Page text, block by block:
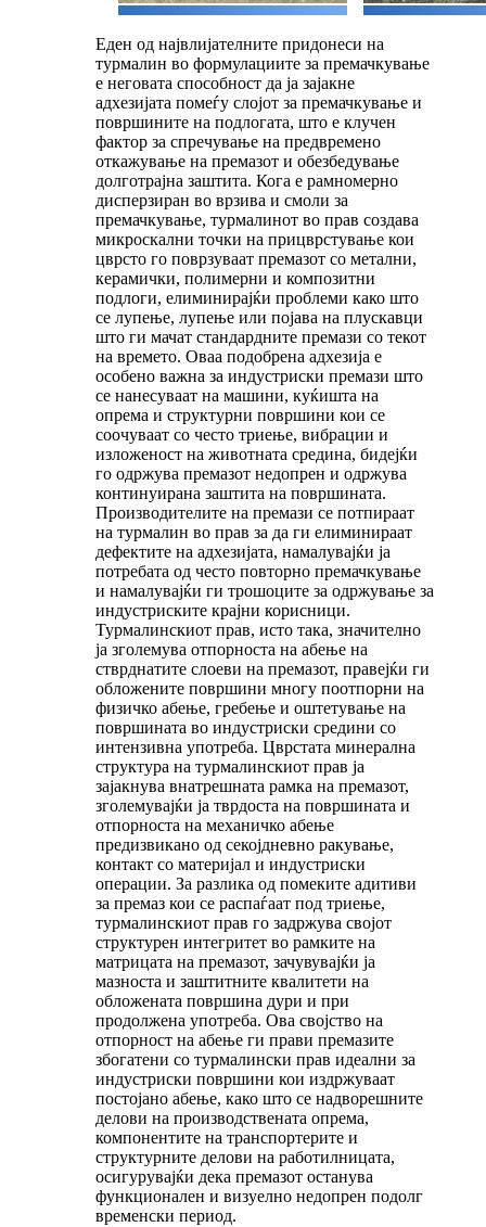
Еден од највлијателните придонеси на
турмалин во формулациите за премачкување
е неговата способност да ја зајакне
адхезијата помеѓу слојот за премачкување и
површините на подлогата, што е клучен
фактор за спречување на предвремено
откажување на премазот и обезбедување
долготрајна заштита. Кога е рамномерно
дисперзиран во врзива и смоли за
премачкување, турмалинот во прав создава
микроскални точки на прицврстување кои
цврсто го поврзуваат премазот со метални,
керамички, полимерни и композитни
подлоги, елиминирајќи проблеми како што
се лупење, лупење или појава на плускавци
што ги мачат стандардните премази со текот
на времето. Оваа подобрена адхезија е
особено важна за индустриски премази што
се нанесуваат на машини, куќишта на
опрема и структурни површини кои се
соочуваат со често триење, вибрации и
изложеност на животната средина, бидејќи
го одржува премазот недопрен и одржува
континуирана заштита на површината.
Производителите на премази се потпираат
на турмалин во прав за да ги елиминираат
дефектите на адхезијата, намалувајќи ја
потребата од често повторно премачкување
и намалувајќи ги трошоците за одржување за
индустриските крајни корисници.
Турмалинскиот прав, исто така, значително
ја зголемува отпорноста на абење на
стврднатите слоеви на премазот, правејќи ги
обложените површини многу поотпорни на
физичко абење, гребење и оштетување на
површината во индустриски средини со
интензивна употреба. Цврстата минерална
структура на турмалинскиот прав ја
зајакнува внатрешната рамка на премазот,
зголемувајќи ја тврдоста на површината и
отпорноста на механичко абење
предизвикано од секојдневно ракување,
контакт со материјал и индустриски
операции. За разлика од помеките адитиви
за премаз кои се распаѓаат под триење,
турмалинскиот прав го задржува својот
структурен интегритет во рамките на
матрицата на премазот, зачувувајќи ја
мазноста и заштитните квалитети на
обложената површина дури и при
продолжена употреба. Ова својство на
отпорност на абење ги прави премазите
збогатени со турмалински прав идеални за
индустриски површини кои издржуваат
постојано абење, како што се надворешните
делови на производствената опрема,
компонентите на транспортерите и
структурните делови на работилницата,
осигурувајќи дека премазот останува
функционален и визуелно недопрен подолг
временски период.